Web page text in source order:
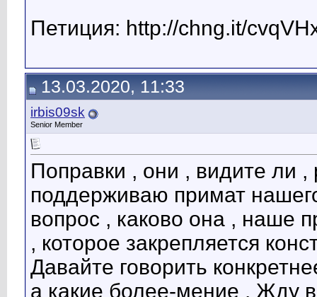
Петиция: http://chng.it/
13.03.2020, 11:33
irbis09sk
Senior Member
Поправки , они , видите ли
поддерживаю примат
вопрос , каково она , наше
, которое закрепляется
Давайте говорить
а какие более-мение . Жду